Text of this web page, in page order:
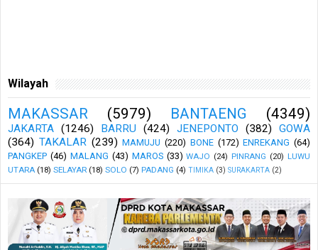
Wilayah
MAKASSAR (5979) BANTAENG (4349)
JAKARTA (1246) BARRU (424) JENEPONTO (382)
GOWA
(364) TAKALAR (239) MAMUJU (220) BONE (172) ENREKANG (64)
PANGKEP (46) MALANG (43) MAROS (33) WAJO (24) PINRANG (20) LUWU
UTARA (18) SELAYAR (18) SOLO (7) PADANG (4) TIMIKA (3) SURAKARTA (2)